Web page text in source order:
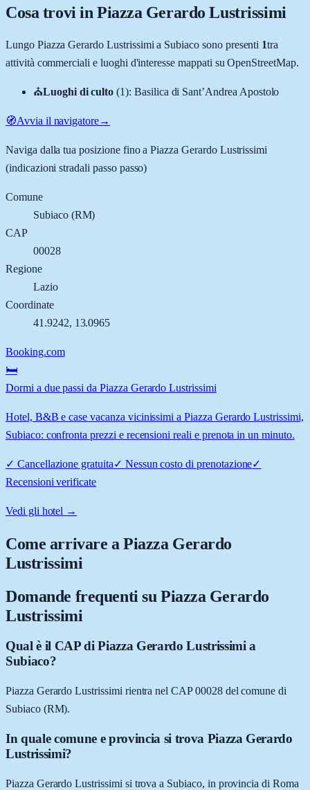
Cosa trovi in Piazza Gerardo Lustrissimi
Lungo Piazza Gerardo Lustrissimi a Subiaco sono presenti 1tra
attività commerciali e luoghi d'interesse mappati su OpenStreetMap.
⛪Luoghi di culto (1): Basilica di Sant’Andrea Apostolo
🧭Avvia il navigatore→
Naviga dalla tua posizione fino aPiazza Gerardo Lustrissimi
(indicazioni stradali passo passo)
Comune
Subiaco(RM)
CAP
00028
Regione
Lazio
Coordinate
41.9242, 13.0965
Booking.com
🛏️
Dormi a due passi da Piazza Gerardo Lustrissimi
Hotel, B&B e case vacanza vicinissimi a Piazza Gerardo Lustrissimi,
Subiaco: confronta prezzi e recensioni reali e prenota in un minuto.
✓ Cancellazione gratuita✓ Nessun costo di prenotazione✓
Recensioni verificate
Vedi gli hotel →
Come arrivare aPiazza Gerardo
Lustrissimi
Domande frequenti su Piazza Gerardo
Lustrissimi
Qual è il CAP di Piazza Gerardo Lustrissimi a
Subiaco?
Piazza Gerardo Lustrissimi rientra nel CAP 00028 del comune di
Subiaco (RM).
In quale comune e provincia si trova Piazza Gerardo
Lustrissimi?
Piazza Gerardo Lustrissimi si trova a Subiaco, in provincia di Roma